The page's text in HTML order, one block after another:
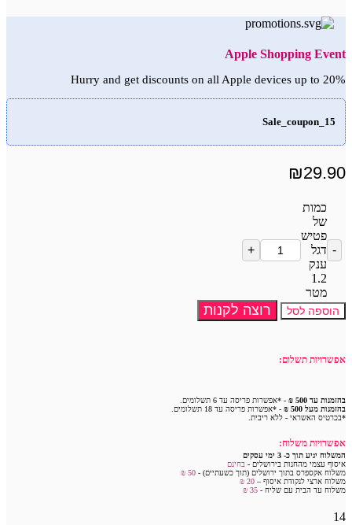
Apple Shopping Event
Hurry and get discounts on all Apple devices up to 20%
Sale_coupon_15
₪29.90
כמות
של
פטיש
דגל
ענק
1.2
מטר
הוספה לסל רוצה לקנות
אפשרויות תשלום:
בהזמנות עד 500 ₪
- *אפשרות פריסה עד 6 תשלומים.
בהזמנות מעל 500 ₪
- *אפשרות פריסה עד 18 תשלומים.
*בכרטיס האשראי - ללא ריבית.
אפשרויות משלוח:
המשלוח יגיע תוך כ- 3 ימי עסקים
איסוף עצמי מהחנות בירושלים - בחינם
משלוח אקספרס בתוך ירושלים (תוך כשעתיים) - 50 ₪
משלוח ארצי לנקודת איסוף – 20 ₪
משלוח עד הבית עם שליח - 35
₪
14